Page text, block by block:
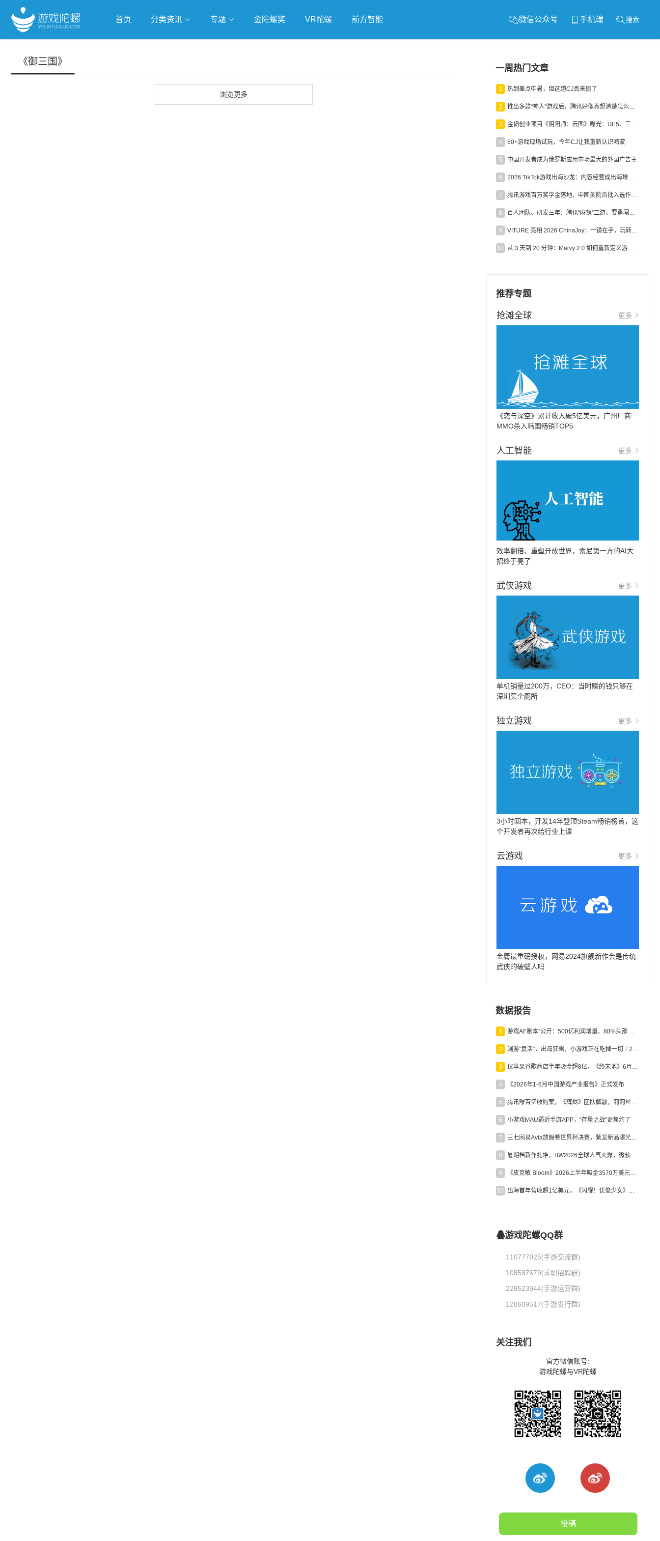
首页 分类资讯 专题 金陀螺奖 VR陀螺 前方智能 微信公众号 手机端 搜索
《御三国》
浏览更多
一周热门文章
1 热到差点中暑，但这趟CJ真来值了
2 推出多款“神人”游戏后，腾讯好像真想清楚怎么做二次元了
3 金韬创业项目《阴阳师：云图》曝光：UE5、三端互通、ARPG
4 60+游戏现场试玩，今年CJ让我重新认识鸿蒙
5 中国开发者成为俄罗斯应用市场最大的外国广告主
6 2026 TikTok游戏出海沙龙：内容经营成出海增长新引擎
7 腾讯游戏百万奖学金落地，中国美院首批入选作品获业内关注
8 百人团队、研发三年：腾讯“麻辣”二游，要勇闯男性恋爱市场
9 VITURE 亮相 2026 ChinaJoy：一镜在手，玩转全场！
10 从 3 天到 20 分钟：Marvy 2.0 如何重新定义游戏出海营销效率？
推荐专题
抢滩全球 更多
《恋与深空》累计收入破5亿美元，广州厂商
MMO杀入韩国畅销TOP5
人工智能 更多
效率翻倍、重塑开放世界，索尼第一方的AI大
招终于亮了
武侠游戏 更多
单机销量过200万，CEO：当时赚的钱只够在
深圳买个厕所
独立游戏 更多
3小时回本，开发14年登顶Steam畅销榜首，这
个开发者再次给行业上课
云游戏 更多
金庸最重磅授权，网易2024旗舰新作会是传统
武侠的破壁人吗
数据报告
1 游戏AI“账本”公开：500亿利润增量、80%头部入局，谁在闷声发财？
2 端游“复活”，出海狂飙，小游戏正在吃掉一切｜2026上半年产业报告
3 仅苹果谷歌商店半年吸金超8亿，《终末地》6月份收入显著回暖
4 《2026年1-6月中国游戏产业报告》正式发布
5 腾讯曝百亿收购案，《辉烬》团队解散，莉莉丝新作曝光｜陀螺周报
6 小游戏MAU逼近手游APP，“存量之战”更焦灼了
7 三七网易Avia放假看世界杯决赛，紫龙新品曝光，米哈游新作上线 | 陀螺周报
8 暑期档新作扎堆，BW2026全球人气火爆，微软XBOX大裁员|陀螺周报
9 《皮克敏 Bloom》2026上半年吸金3570万美元，中国台湾成最大市场
10 出海首年营收超1亿美元，《闪耀！优俊少女》美国市场占比达七成
游戏陀螺QQ群
110777025(手游交流群)
108587679(求职招聘群)
228523944(手游运营群)
128609517(手游发行群)
关注我们
官方微信账号:
游戏陀螺与VR陀螺
投稿